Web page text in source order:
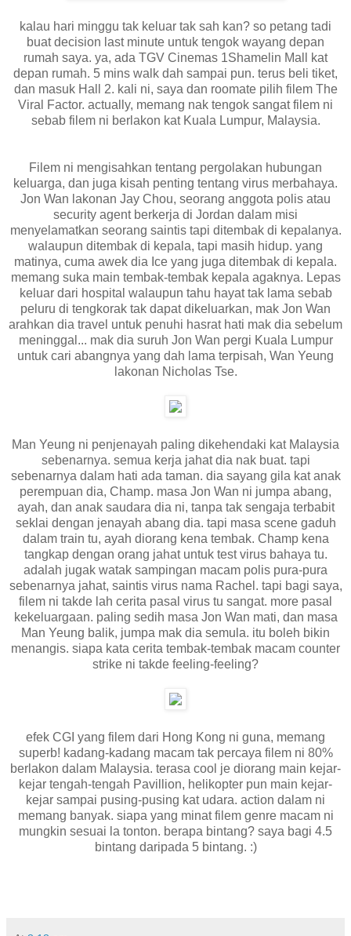
kalau hari minggu tak keluar tak sah kan? so petang tadi
buat decision last minute untuk tengok wayang depan
rumah saya. ya, ada TGV Cinemas 1Shamelin Mall kat
depan rumah. 5 mins walk dah sampai pun. terus beli tiket,
dan masuk Hall 2. kali ni, saya dan roomate pilih filem The
Viral Factor. actually, memang nak tengok sangat filem ni
sebab filem ni berlakon kat Kuala Lumpur, Malaysia.
Filem ni mengisahkan tentang pergolakan hubungan
keluarga, dan juga kisah penting tentang virus merbahaya.
Jon Wan lakonan Jay Chou, seorang anggota polis atau
security agent berkerja di Jordan dalam misi
menyelamatkan seorang saintis tapi ditembak di kepalanya.
walaupun ditembak di kepala, tapi masih hidup. yang
matinya, cuma awek dia Ice yang juga ditembak di kepala.
memang suka main tembak-tembak kepala agaknya. Lepas
keluar dari hospital walaupun tahu hayat tak lama sebab
peluru di tengkorak tak dapat dikeluarkan, mak Jon Wan
arahkan dia travel untuk penuhi hasrat hati mak dia sebelum
meninggal... mak dia suruh Jon Wan pergi Kuala Lumpur
untuk cari abangnya yang dah lama terpisah, Wan Yeung
lakonan Nicholas Tse.
Man Yeung ni penjenayah paling dikehendaki kat Malaysia
sebenarnya. semua kerja jahat dia nak buat. tapi
sebenarnya dalam hati ada taman. dia sayang gila kat anak
perempuan dia, Champ. masa Jon Wan ni jumpa abang,
ayah, dan anak saudara dia ni, tanpa tak sengaja terbabit
seklai dengan jenayah abang dia. tapi masa scene gaduh
dalam train tu, ayah diorang kena tembak. Champ kena
tangkap dengan orang jahat untuk test virus bahaya tu.
adalah jugak watak sampingan macam polis pura-pura
sebenarnya jahat, saintis virus nama Rachel. tapi bagi saya,
filem ni takde lah cerita pasal virus tu sangat. more pasal
kekeluargaan. paling sedih masa Jon Wan mati, dan masa
Man Yeung balik, jumpa mak dia semula. itu boleh bikin
menangis. siapa kata cerita tembak-tembak macam counter
strike ni takde feeling-feeling?
efek CGI yang filem dari Hong Kong ni guna, memang
superb! kadang-kadang macam tak percaya filem ni 80%
berlakon dalam Malaysia. terasa cool je diorang main kejar-
kejar tengah-tengah Pavillion, helikopter pun main kejar-
kejar sampai pusing-pusing kat udara. action dalam ni
memang banyak. siapa yang minat filem genre macam ni
mungkin sesuai la tonton. berapa bintang? saya bagi 4.5
bintang daripada 5 bintang. :)